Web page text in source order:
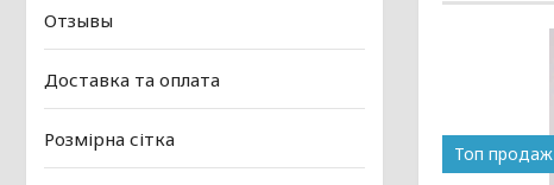
Топ продаж
Отзывы
Доставка та оплата
Розмірна сітка